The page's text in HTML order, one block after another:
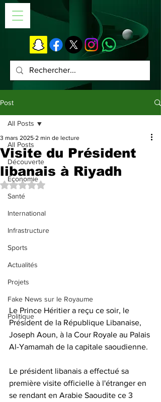
Post
All Posts
Découverte
Économie
Santé
International
Infrastructure
Sports
Actualités
Projets
Fake News sur le Royaume
Politique
All Posts
Visite du Président
libanais à Riyadh
3 mars 2025 2 min de lecture
Noté NaN étoiles sur 5.
Le Prince Héritier a reçu ce soir, le
Président de la République Libanaise,
Joseph Aoun, à la Cour Royale au Palais
Al-Yamamah de la capitale saoudienne.
Le président libanais a effectué sa
première visite officielle à l'étranger en
se rendant en Arabie Saoudite ce 3